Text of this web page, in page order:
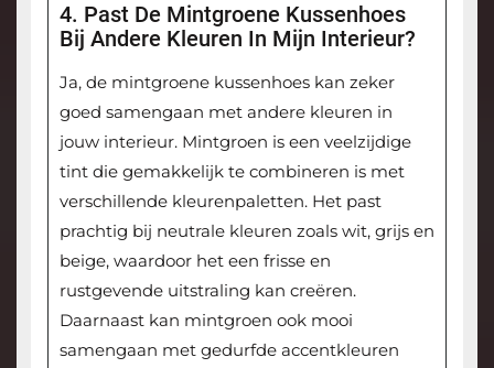
4. Past De Mintgroene Kussenhoes
Bij Andere Kleuren In Mijn Interieur?
Ja, de mintgroene kussenhoes kan zeker
goed samengaan met andere kleuren in
jouw interieur. Mintgroen is een veelzijdige
tint die gemakkelijk te combineren is met
verschillende kleurenpaletten. Het past
prachtig bij neutrale kleuren zoals wit, grijs en
beige, waardoor het een frisse en
rustgevende uitstraling kan creëren.
Daarnaast kan mintgroen ook mooi
samengaan met gedurfde accentkleuren